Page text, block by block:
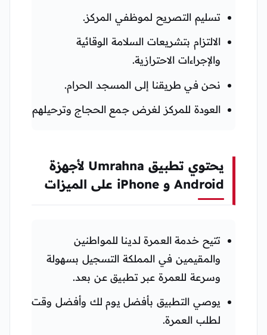
تسليم التصريح لموظفي المركز.
الالتزام بتشريعات السلامة الوقائية
والإجراءات الاحترازية.
نحن في طريقنا إلى المسجد الحرام.
العودة للمركز لغرض جمع الحجاج وترحيلهم
يحتوي تطبيق Umrahna لأجهزة
Android و iPhone على الميزات
تتيح خدمة العمرة لدينا للمواطنين
والمقيمين في المملكة التسجيل بسهولة
وسرعة للعمرة عبر تطبيق عن بعد.
يوصي التطبيق بأفضل يوم لك وأفضل وقت
لطلب العمرة.